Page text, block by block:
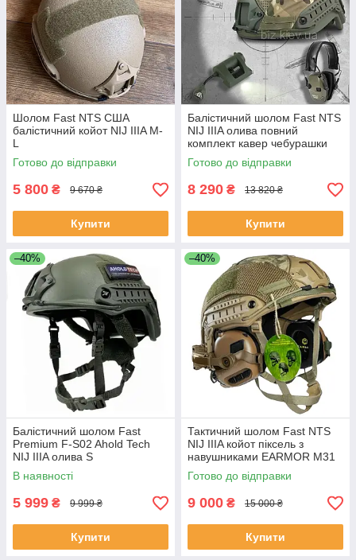
Шолом Fast NTS США
балістичний койот NIJ IIIA M-
L
Готово до відправки
5 800 ₴ 9 670 ₴
Купити
Балістичний шолом Fast NTS
NIJ IIIA олива повний
комплект кавер чебурашки
навушники Impact Sport
ліхтар S M-L L-XL
Готово до відправки
8 290 ₴ 13 820 ₴
Купити
–40%
Балістичний шолом Fast
Premium F-S02 Ahold Teсh
NIJ IIIA олива S
В наявності
5 999 ₴ 9 999 ₴
Купити
–40%
Тактичний шолом Fast NTS
NIJ IIIA койот піксель з
навушниками EARMOR M31
та кріпленнями
Готово до відправки
9 000 ₴ 15 000 ₴
Купити